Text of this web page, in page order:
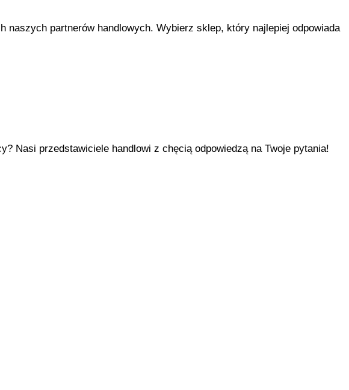
partnerów handlowych. Wybierz sklep, który najlepiej odpowiada
Nasi przedstawiciele handlowi z chęcią odpowiedzą na Twoje pytania!